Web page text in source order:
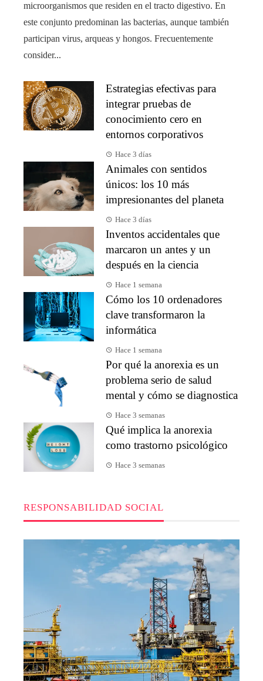
microorganismos que residen en el tracto digestivo. En
este conjunto predominan las bacterias, aunque también
participan virus, arqueas y hongos. Frecuentemente
consider...
Estrategias efectivas para
integrar pruebas de
conocimiento cero en
entornos corporativos
Hace 3 días
Animales con sentidos
únicos: los 10 más
impresionantes del planeta
Hace 3 días
Inventos accidentales que
marcaron un antes y un
después en la ciencia
Hace 1 semana
Cómo los 10 ordenadores
clave transformaron la
informática
Hace 1 semana
Por qué la anorexia es un
problema serio de salud
mental y cómo se diagnostica
Hace 3 semanas
Qué implica la anorexia
como trastorno psicológico
Hace 3 semanas
RESPONSABILIDAD SOCIAL